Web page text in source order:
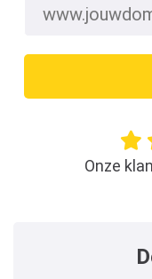
Onze